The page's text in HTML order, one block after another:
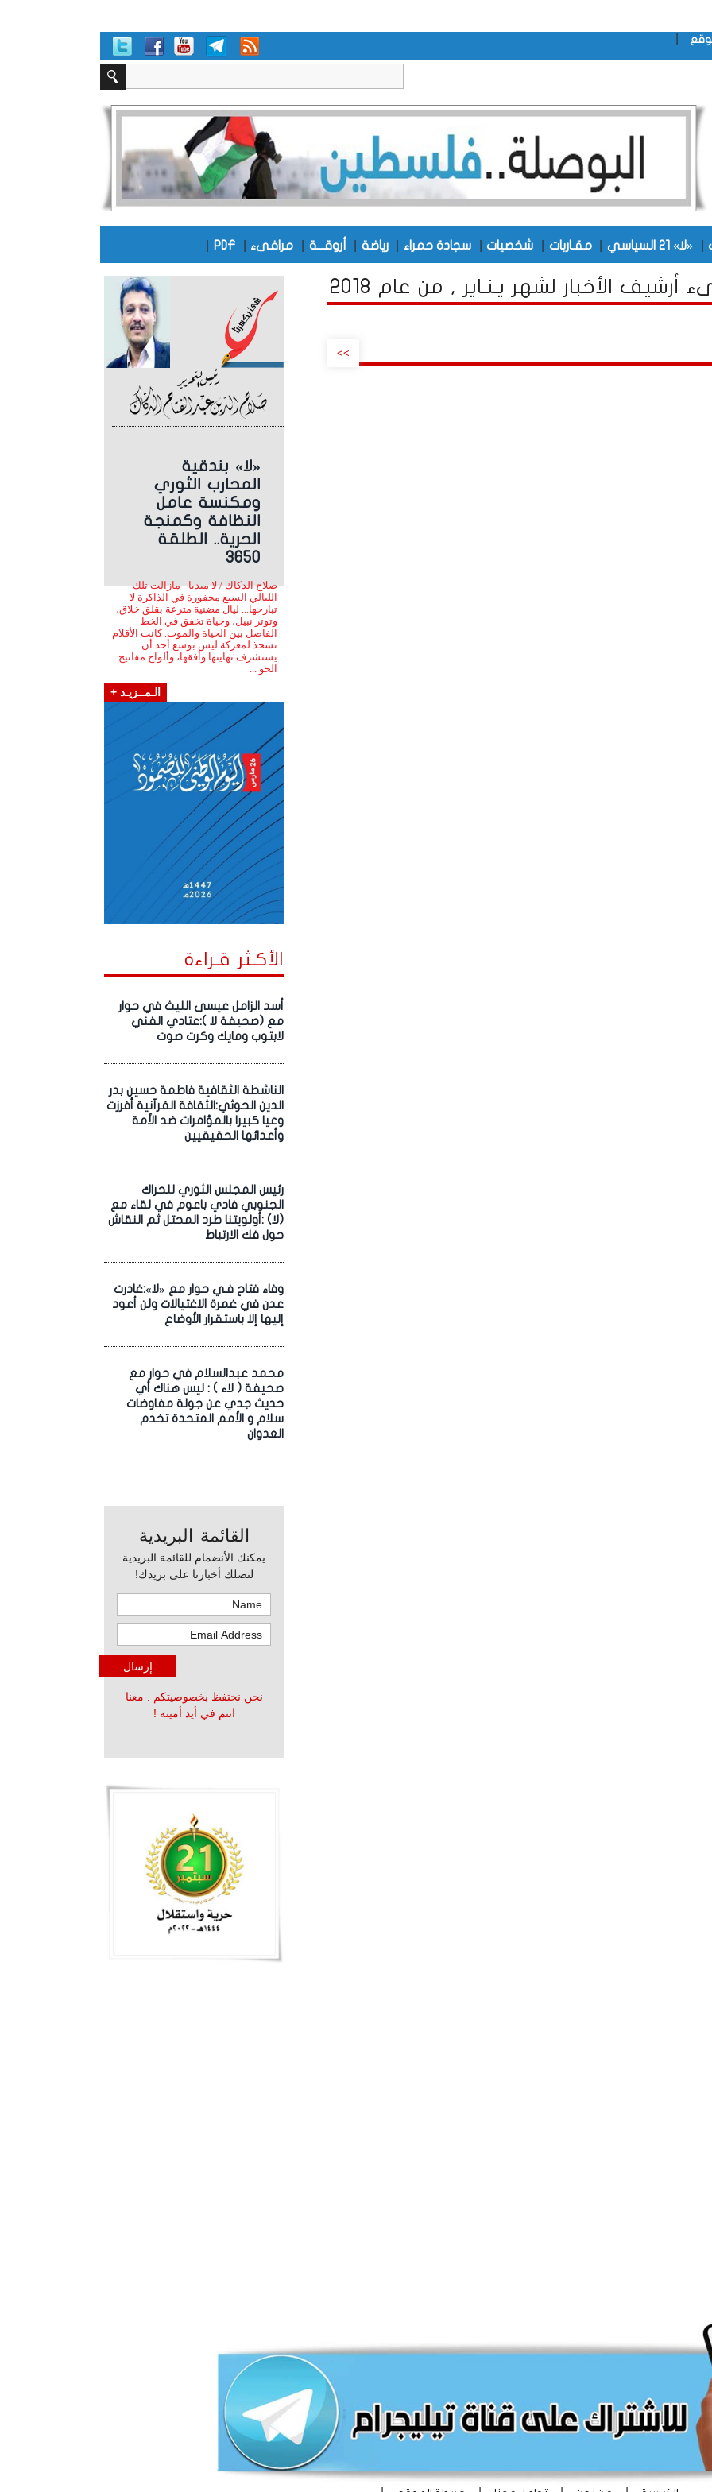
«لا» 21 السياسي مقـاربات شخصيات سجادة حمراء رياضة أروقـــة مرافىء PDF
«لا» بندقية
المحارب الثوري
ومكنسة عامل
النظافة وكمنجة
الحرية.. الطلقة
3650
صلاح الدكاك / لا ميديا - مازالت تلك
الليالي السبع محفورة في الذاكرة لا
تبارحها... ليال مضنية مترعة بقلق خلاق،
وتوتر نبيل، وحياة تخفق في الخط
الفاصل بين الحياة والموت. كانت الأقلام
تشحذ لمعركة ليس بوسع أحد أن
يستشرف نهايتها وأفقها، وألواح مفاتيح
الحو ...
الـمــزيـد +
الأكـثر قـراءة
أسد الزامل عيسى الليث في حوار
مع (صحيفة لا ):عتادي الفني
لابتوب ومايك وكرت صوت
الناشطة الثقافية فاطمة حسين بدر
الدين الحوثي:الثقافة القرآنية أفرزت
وعيا كبيرا بالمؤامرات ضد الأمة
وأعدائها الحقيقيين
رئيس المجلس الثوري للحراك
الجنوبي فادي باعوم في لقاء مع
(لا) :أولويتنا طرد المحتل ثم النقاش
حول فك الارتباط
وفاء فتاح فـي حوار مع «لا»:غادرت
عدن في غمرة الاغتيالات ولن أعود
إليها إلا باستقرار الأوضاع
محمد عبدالسلام في حوار مع
صحيفة ( لاء ) : ليس هناك أي
حديث جدي عن جولة مفاوضات
سلام و الأمم المتحدة تخدم
العدوان
القائمة البريدية
يمكنك الأنضمام للقائمة البريدية
لتصلك أخبارنا على بريدك!
نحن نحتفظ بخصوصيتكم . معنا
انتم في أيد أمينة !
أرشيف الأخبار لشهر يـنـاير , من عام 2018
>>